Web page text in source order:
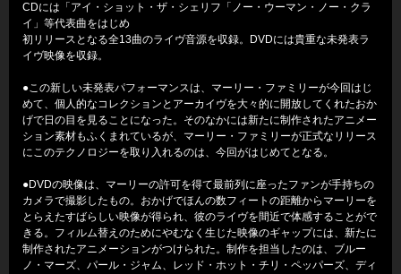
CDには「アイ・ショット・ザ・シェリフ「ノー・ウーマン・ノー・クラ
イ」等代表曲をはじめ
初リリースとなる全13曲のライヴ音源を収録。DVDには貴重な未発表ラ
イヴ映像を収録。
●この新しい未発表パフォーマンスは、マーリー・ファミリーが今回はじ
めて、個人的なコレクションとアーカイヴを大々的に開放してくれたおか
げで日の目を見ることになった。そのなかには新たに制作されたアニメー
ション素材もふくまれているが、マーリー・ファミリーが正式なリリース
にこのテクノロジーを取り入れるのは、今回がはじめてとなる。
●DVDの映像は、マーリーの許可を得て最前列に座ったファンが手持ちの
カメラで撮影したもの。おかげでほんの数フィートの距離からマーリーを
とらえたすばらしい映像が得られ、彼のライヴを間近で体感することがで
きる。フィルム替えのためにやむなく生じた映像のギャップには、新たに
制作されたアニメーションがつけられた。制作を担当したのは、ブルー
ノ・マーズ、パール・ジャム、レッド・ホット・チリ・ペッパーズ、ディ